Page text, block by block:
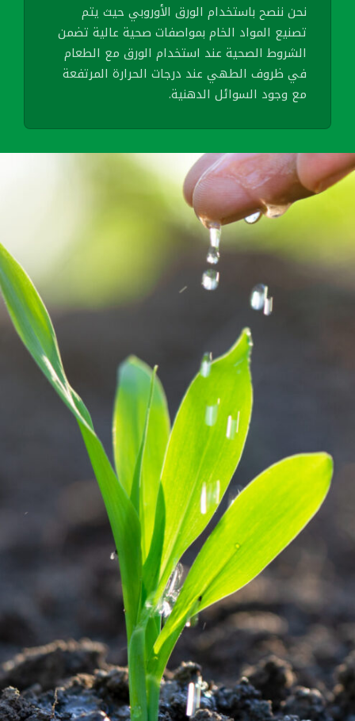
نحن ننصح باستخدام الورق الأوروبي حيث يتم
تصنيع المواد الخام بمواصفات صحية عالية تضمن
الشروط الصحية عند استخدام الورق مع الطعام
في ظروف الطهي عند درجات الحرارة المرتفعة
مع وجود السوائل الدهنية.